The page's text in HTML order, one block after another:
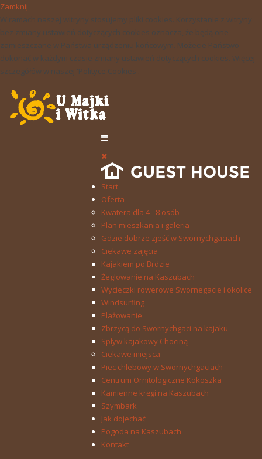
Zamknij
W ramach naszej witryny stosujemy pliki cookies. Korzystanie z witryny
bez zmiany ustawień dotyczących cookies oznacza, że będą one
zamieszczane w Państwa urządzeniu końcowym. Możecie Państwo
dokonać w każdym czasie zmiany ustawień dotyczących cookies. Więcej
szczegółów w naszej 'Polityce Cookies'.
Start
Oferta
Kwatera dla 4 - 8 osób
Plan mieszkania i galeria
Gdzie dobrze zjeść w Swornychgaciach
Ciekawe zajęcia
Kajakiem po Brdzie
Żeglowanie na Kaszubach
Wycieczki rowerowe Swornegacie i okolice
Windsurfing
Plażowanie
Zbrzycą do Swornychgaci na kajaku
Spływ kajakowy Chociną
Ciekawe miejsca
Piec chlebowy w Swornychgaciach
Centrum Ornitologiczne Kokoszka
Kamienne kręgi na Kaszubach
Szymbark
Jak dojechać
Pogoda na Kaszubach
Kontakt